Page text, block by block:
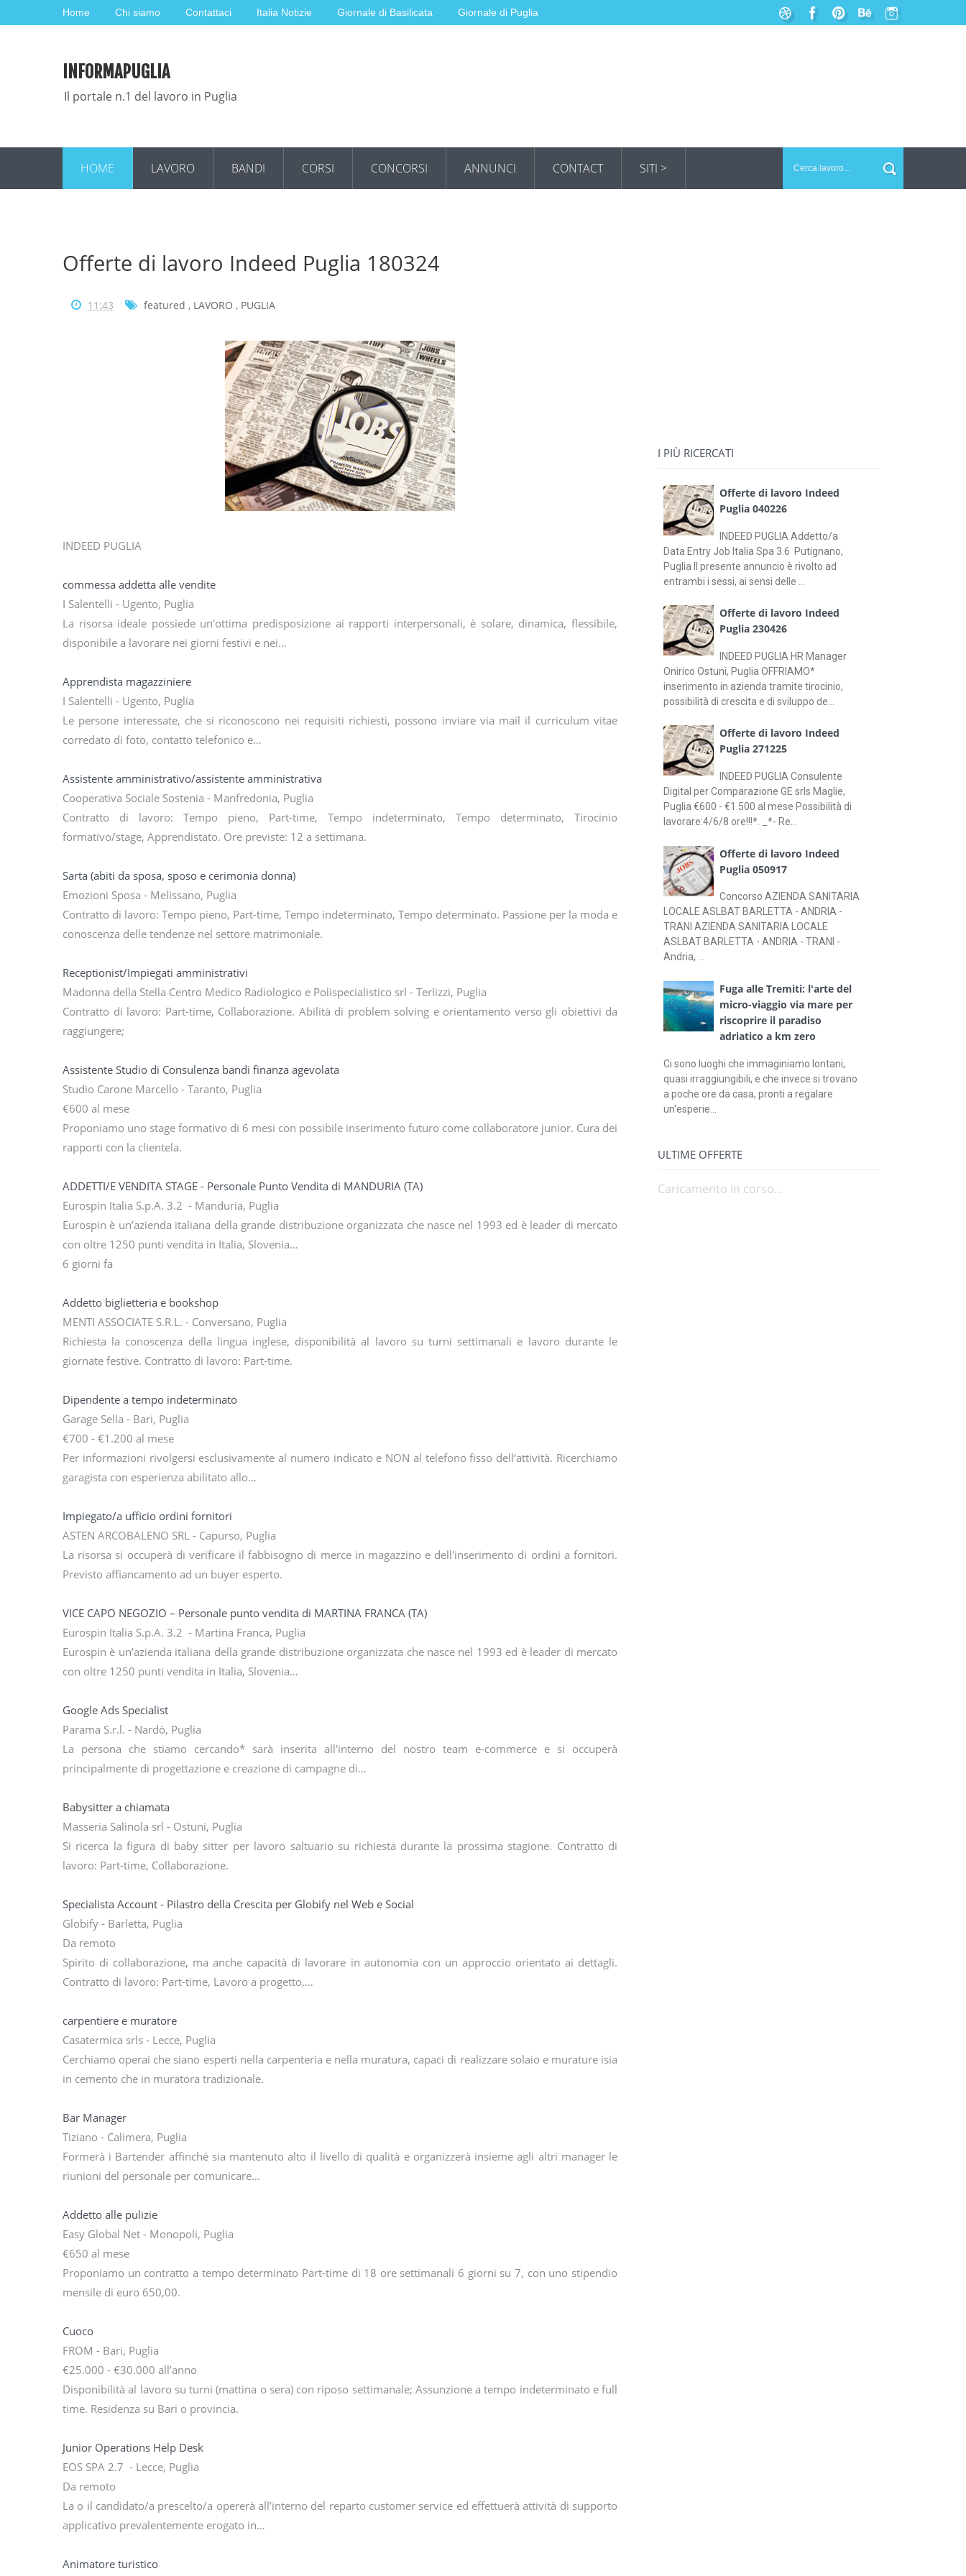
Home Chi siamo Contattaci Italia Notizie Giornale di Basilicata Giornale di Puglia
INFORMAPUGLIA
Il portale n.1 del lavoro in Puglia
HOME LAVORO BANDI CORSI CONCORSI ANNUNCI CONTACT SITI >
Offerte di lavoro Indeed Puglia 180324
11:43 featured , LAVORO , PUGLIA
INDEED PUGLIA
commessa addetta alle vendite
I Salentelli - Ugento, Puglia
La risorsa ideale possiede un'ottima predisposizione ai rapporti interpersonali, è solare, dinamica, flessibile,
disponibile a lavorare nei giorni festivi e nei…
Apprendista magazziniere
I Salentelli - Ugento, Puglia
Le persone interessate, che si riconoscono nei requisiti richiesti, possono inviare via mail il curriculum vitae
corredato di foto, contatto telefonico e…
Assistente amministrativo/assistente amministrativa
Cooperativa Sociale Sostenia - Manfredonia, Puglia
Contratto di lavoro: Tempo pieno, Part-time, Tempo indeterminato, Tempo determinato, Tirocinio
formativo/stage, Apprendistato. Ore previste: 12 a settimana.
Sarta (abiti da sposa, sposo e cerimonia donna)
Emozioni Sposa - Melissano, Puglia
Contratto di lavoro: Tempo pieno, Part-time, Tempo indeterminato, Tempo determinato. Passione per la moda e
conoscenza delle tendenze nel settore matrimoniale.
Receptionist/Impiegati amministrativi
Madonna della Stella Centro Medico Radiologico e Polispecialistico srl - Terlizzi, Puglia
Contratto di lavoro: Part-time, Collaborazione. Abilità di problem solving e orientamento verso gli obiettivi da
raggiungere;
Assistente Studio di Consulenza bandi finanza agevolata
Studio Carone Marcello - Taranto, Puglia
€600 al mese
Proponiamo uno stage formativo di 6 mesi con possibile inserimento futuro come collaboratore junior. Cura dei
rapporti con la clientela.
ADDETTI/E VENDITA STAGE - Personale Punto Vendita di MANDURIA (TA)
Eurospin Italia S.p.A. 3.2 - Manduria, Puglia
Eurospin è un’azienda italiana della grande distribuzione organizzata che nasce nel 1993 ed è leader di mercato
con oltre 1250 punti vendita in Italia, Slovenia…
6 giorni fa
Addetto biglietteria e bookshop
MENTI ASSOCIATE S.R.L. - Conversano, Puglia
Richiesta la conoscenza della lingua inglese, disponibilità al lavoro su turni settimanali e lavoro durante le
giornate festive. Contratto di lavoro: Part-time.
Dipendente a tempo indeterminato
Garage Sella - Bari, Puglia
€700 - €1.200 al mese
Per informazioni rivolgersi esclusivamente al numero indicato e NON al telefono fisso dell‘attività. Ricerchiamo
garagista con esperienza abilitato allo…
Impiegato/a ufficio ordini fornitori
ASTEN ARCOBALENO SRL - Capurso, Puglia
La risorsa si occuperà di verificare il fabbisogno di merce in magazzino e dell'inserimento di ordini a fornitori.
Previsto affiancamento ad un buyer esperto.
VICE CAPO NEGOZIO – Personale punto vendita di MARTINA FRANCA (TA)
Eurospin Italia S.p.A. 3.2 - Martina Franca, Puglia
Eurospin è un’azienda italiana della grande distribuzione organizzata che nasce nel 1993 ed è leader di mercato
con oltre 1250 punti vendita in Italia, Slovenia…
Google Ads Specialist
Parama S.r.l. - Nardò, Puglia
La persona che stiamo cercando* sarà inserita all'interno del nostro team e-commerce e si occuperà
principalmente di progettazione e creazione di campagne di…
Babysitter a chiamata
Masseria Salinola srl - Ostuni, Puglia
Si ricerca la figura di baby sitter per lavoro saltuario su richiesta durante la prossima stagione. Contratto di
lavoro: Part-time, Collaborazione.
Specialista Account - Pilastro della Crescita per Globify nel Web e Social
Globify - Barletta, Puglia
Da remoto
Spirito di collaborazione, ma anche capacità di lavorare in autonomia con un approccio orientato ai dettagli.
Contratto di lavoro: Part-time, Lavoro a progetto,…
carpentiere e muratore
Casatermica srls - Lecce, Puglia
Cerchiamo operai che siano esperti nella carpenteria e nella muratura, capaci di realizzare solaio e murature isia
in cemento che in muratora tradizionale.
Bar Manager
Tiziano - Calimera, Puglia
Formerà i Bartender affinché sia mantenuto alto il livello di qualità e organizzerà insieme agli altri manager le
riunioni del personale per comunicare…
Addetto alle pulizie
Easy Global Net - Monopoli, Puglia
€650 al mese
Proponiamo un contratto a tempo determinato Part-time di 18 ore settimanali 6 giorni su 7, con uno stipendio
mensile di euro 650,00.
Cuoco
FROM - Bari, Puglia
€25.000 - €30.000 all’anno
Disponibilità al lavoro su turni (mattina o sera) con riposo settimanale; Assunzione a tempo indeterminato e full
time. Residenza su Bari o provincia.
Junior Operations Help Desk
EOS SPA 2.7 - Lecce, Puglia
Da remoto
La o il candidato/a prescelto/a opererà all’interno del reparto customer service ed effettuerà attività di supporto
applicativo prevalentemente erogato in…
Animatore turistico
I PIÙ RICERCATI
Offerte di lavoro Indeed
Puglia 040226
INDEED PUGLIA Addetto/a
Data Entry Job Italia Spa 3.6 Putignano,
Puglia Il presente annuncio è rivolto ad
entrambi i sessi, ai sensi delle ...
Offerte di lavoro Indeed
Puglia 230426
INDEED PUGLIA HR Manager
Onirico Ostuni, Puglia OFFRIAMO*
inserimento in azienda tramite tirocinio,
possibilità di crescita e di sviluppo de...
Offerte di lavoro Indeed
Puglia 271225
INDEED PUGLIA Consulente
Digital per Comparazione GE srls Maglie,
Puglia €600 - €1.500 al mese Possibilità di
lavorare:4/6/8 ore!!!*. _*- Re...
Offerte di lavoro Indeed
Puglia 050917
Concorso AZIENDA SANITARIA
LOCALE ASLBAT BARLETTA - ANDRIA -
TRANI AZIENDA SANITARIA LOCALE
ASLBAT BARLETTA - ANDRIA - TRANI -
Andria, ...
Fuga alle Tremiti: l'arte del
micro-viaggio via mare per
riscoprire il paradiso
adriatico a km zero
Ci sono luoghi che immaginiamo lontani,
quasi irraggiungibili, e che invece si trovano
a poche ore da casa, pronti a regalare
un'esperie...
ULTIME OFFERTE
Caricamento in corso...